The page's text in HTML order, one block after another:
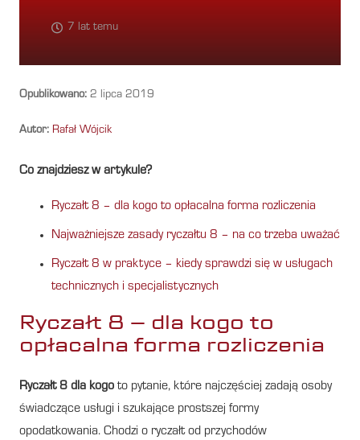
7 lat temu
Opublikowano: 2 lipca 2019
Autor: Rafał Wójcik
Co znajdziesz w artykule?
Ryczałt 8 – dla kogo to opłacalna forma rozliczenia
Najważniejsze zasady ryczałtu 8 – na co trzeba uważać
Ryczałt 8 w praktyce – kiedy sprawdzi się w usługach
technicznych i specjalistycznych
Ryczałt 8 – dla kogo to
opłacalna forma rozliczenia
Ryczałt 8 dla kogo to pytanie, które najczęściej zadają osoby
świadczące usługi i szukające prostszej formy
opodatkowania. Chodzi o ryczałt od przychodów